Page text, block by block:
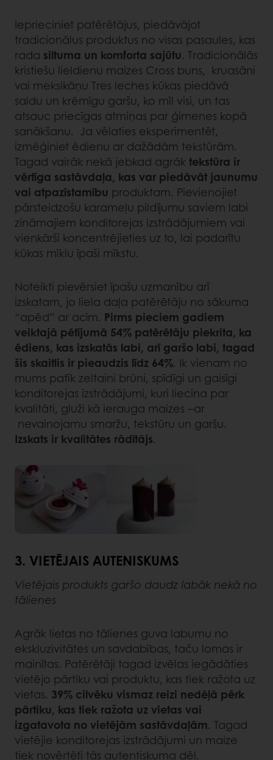
Ieprieciniet patērētājus, piedāvājot
tradicionālus produktus no visas pasaules, kas
rada siltuma un komforta sajūtu. Tradicionālās
kristiešu lieldienu maizes Cross buns, kruasāni
vai meksikāņu Tres leches kūkas piedāvā
saldu un krēmīgu garšu, ko mīl visi, un tas
atsauc priecīgas atmiņas par ģimenes kopā
sanākšanu. Ja vēlaties eksperimentēt,
izmēģiniet ēdienu ar dažādām tekstūrām.
Tagad vairāk nekā jebkad agrāk tekstūra ir
vērtīga sastāvdaļa, kas var piedāvāt jaunumu
vai atpazīstamību produktam. Pievienojiet
pārsteidzošu karameļu pildījumu saviem labi
zināmajiem konditorejas izstrādājumiem vai
vienkārši koncentrējieties uz to, lai padarītu
kūkas mīklu īpaši mīkstu.
Noteikti pievērsiet īpašu uzmanību arī
izskatam, jo liela daļa patērētāju no sākuma
“apēd” ar acīm. Pirms pieciem gadiem
veiktajā pētījumā 54% patērētāju piekrita, ka
ēdiens, kas izskatās labi, arī garšo labi, tagad
šis skaitlis ir pieaudzis līdz 64%. Ik vienam no
mums patīk zeltaini brūni, spīdīgi un gaisīgi
konditorejas izstrādājumi, kuri liecina par
kvalitāti, gluži kā ierauga maizes –ar
nevainojamu smaržu, tekstūru un garšu.
Izskats ir kvalitātes rādītājs.
3. VIETĒJAIS AUTENISKUMS
Vietējais produkts garšo daudz labāk nekā no
tālienes
Agrāk lietas no tālienes guva labumu no
ekskluzivitātes un savdabības, taču lomas ir
mainītas. Patērētāji tagad izvēlas iegādāties
vietējo pārtiku vai produktu, kas tiek ražota uz
vietas. 39% cilvēku vismaz reizi nedēļā pērk
pārtiku, kas tiek ražota uz vietas vai
izgatavota no vietējām sastāvdaļām. Tagad
vietējie konditorejas izstrādājumi un maize
tiek novērtēti tās autentiskuma dēļ.